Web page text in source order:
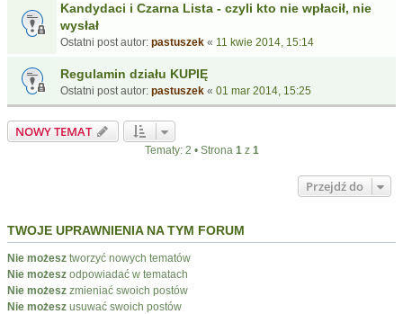
Kandydaci i Czarna Lista - czyli kto nie wpłacił, nie
wysłał
Ostatni post autor: pastuszek « 11 kwie 2014, 15:14
Regulamin działu KUPIĘ
Ostatni post autor: pastuszek « 01 mar 2014, 15:25
NOWY TEMAT
Tematy: 2 • Strona 1z 1
Przejdź do
TWOJE UPRAWNIENIA NA TYM FORUM
Nie możesz tworzyć nowych tematów
Nie możesz odpowiadać w tematach
Nie możesz zmieniać swoich postów
Nie możesz usuwać swoich postów